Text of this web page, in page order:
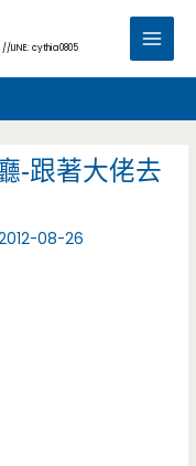
//LINE: cythia0805
Main
-跟著大佬去
08-26